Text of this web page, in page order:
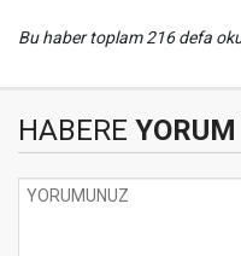
Bu haber toplam 216 defa
HABERE